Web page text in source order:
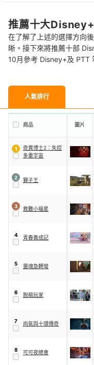
推薦十大
在了解了上述的選擇方向
晰。接下來將推薦十部
10月參考 Disney+及 PTT
人氣排行
商品 圖片
1
奇異博士2：失控
多重宇宙
2 獅子王
3 救難小福星
4 青春養成記
5 靈魂急轉彎
6 脫稿玩家
7 尚氣與十環傳奇
8 可可夜總會